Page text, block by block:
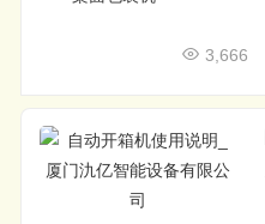
3,666